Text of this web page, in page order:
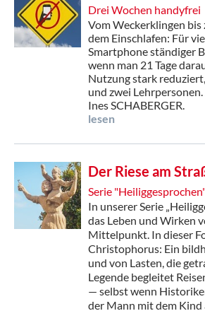
Drei Wochen handyfrei
Vom Weckerklingen
dem Einschlafen: Für
Smartphone ständiger
wenn man 21 Tage
Nutzung stark
und zwei Lehrpersonen.
Ines SCHABERGER.
lesen
Der Riese am
Serie
In unserer Serie
das Leben und Wirken
Mittelpunkt. In dieser
Christophorus: Ein
und von Lasten, die
Legende begleitet
— selbst wenn
der Mann mit dem Kind